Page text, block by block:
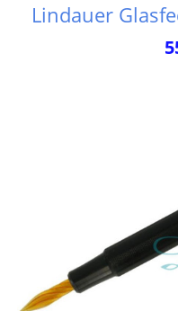
Lindauer